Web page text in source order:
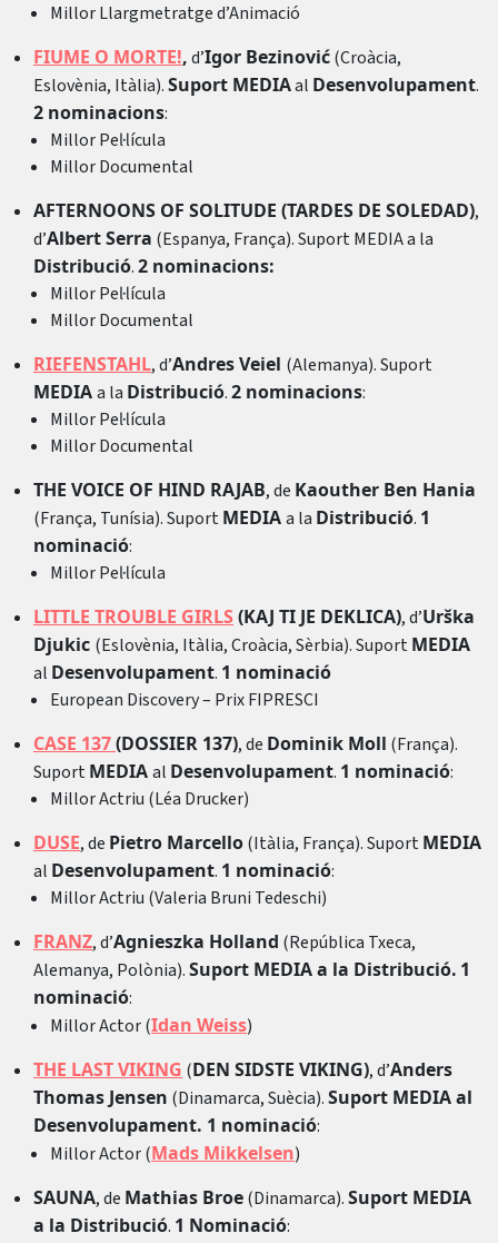
Millor Llargmetratge d’Animació
FIUME O MORTE!,d’Igor Bezinović(Croàcia,
Eslovènia, Itàlia).Suport MEDIAal Desenvolupament.
2 nominacions:
Millor Pel·lícula
Millor Documental
AFTERNOONS OF SOLITUDE (TARDES DE SOLEDAD),
d’Albert Serra (Espanya, França). Suport MEDIA a la
Distribució.2 nominacions:
Millor Pel·lícula
Millor Documental
RIEFENSTAHL, d’Andres Veiel (Alemanya). Suport
MEDIAa la Distribució.2 nominacions:
Millor Pel·lícula
Millor Documental
THE VOICE OF HIND RAJAB, de Kaouther Ben Hania
(França, Tunísia). SuportMEDIAa la Distribució. 1
nominació:
Millor Pel·lícula
LITTLE TROUBLE GIRLS (KAJ TI JE DEKLICA), d’Urška
Djukic (Eslovènia, Itàlia, Croàcia, Sèrbia). SuportMEDIA
al Desenvolupament. 1 nominació
European Discovery – Prix FIPRESCI
CASE 137(DOSSIER 137), de Dominik Moll (França).
SuportMEDIAal Desenvolupament. 1 nominació:
Millor Actriu (Léa Drucker)
DUSE, de Pietro Marcello(Itàlia, França). SuportMEDIA
al Desenvolupament. 1 nominació:
Millor Actriu (Valeria Bruni Tedeschi)
FRANZ, d’Agnieszka Holland (República Txeca,
Alemanya, Polònia).Suport MEDIA a la Distribució. 1
nominació:
Millor Actor (Idan Weiss)
THE LAST VIKING (DEN SIDSTE VIKING), d’Anders
Thomas Jensen (Dinamarca, Suècia).Suport MEDIA al
Desenvolupament. 1 nominació:
Millor Actor (Mads Mikkelsen)
SAUNA, de Mathias Broe(Dinamarca).Suport MEDIA
a la Distribució. 1 Nominació: